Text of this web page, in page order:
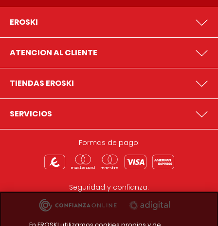
EROSKI
ATENCION AL CLIENTE
TIENDAS EROSKI
SERVICIOS
Formas de pago:
Seguridad y confianza: